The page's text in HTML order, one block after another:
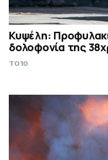
Κυψέλη:
δολοφονία της
TO10